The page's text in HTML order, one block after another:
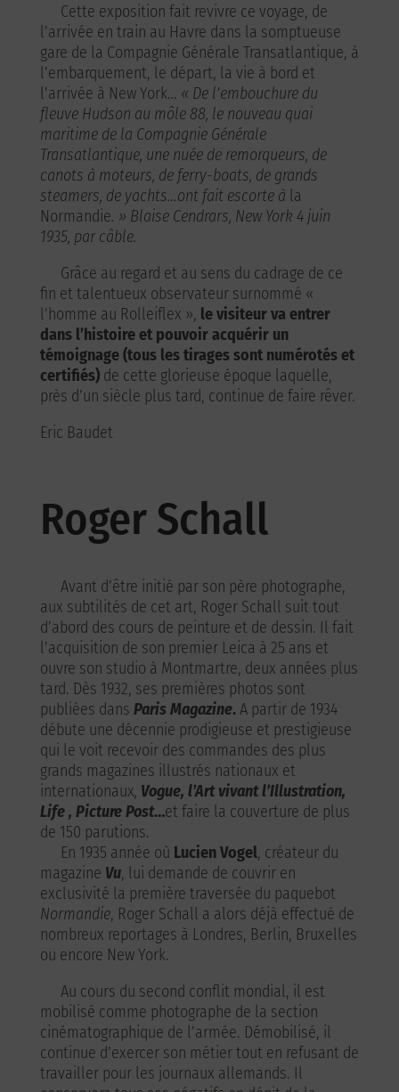
Cette exposition fait revivre ce voyage, de
l’arrivée en train au Havre dans la somptueuse
gare de la Compagnie Générale Transatlantique, à
l’embarquement, le départ, la vie à bord et
l’arrivée à New York… « De l’embouchure du
fleuve Hudson au môle 88, le nouveau quai
maritime de la Compagnie Générale
Transatlantique, une nuée de remorqueurs, de
canots à moteurs, de ferry-boats, de grands
steamers, de yachts…ont fait escorte à la
Normandie. » Blaise Cendrars, New York 4 juin
1935, par câble.
Grâce au regard et au sens du cadrage de ce
fin et talentueux observateur surnommé «
l’homme au Rolleiflex », le visiteur va entrer
dans l’histoire et pouvoir acquérir un
témoignage (tous les tirages sont numérotés et
certifiés)de cette glorieuse époque laquelle,
près d’un siècle plus tard, continue de faire rêver.
Eric Baudet
Roger Schall
Avant d’être initié par son père photographe,
aux subtilités de cet art, Roger Schall suit tout
d’abord des cours de peinture et de dessin. Il fait
l’acquisition de son premier Leica à 25 ans et
ouvre son studio à Montmartre, deux années plus
tard. Dès 1932, ses premières photos sont
publiées dans Paris Magazine.A partir de 1934
débute une décennie prodigieuse et prestigieuse
qui le voit recevoir des commandes des plus
grands magazines illustrés nationaux et
internationaux, Vogue, l’Art vivant l’Illustration,
Life , Picture Post…et faire la couverture de plus
de 150 parutions.
En 1935 année où Lucien Vogel, créateur du
magazine Vu, lui demande de couvrir en
exclusivité la première traversée du paquebot
Normandie, Roger Schall a alors déjà effectué de
nombreux reportages à Londres, Berlin, Bruxelles
ou encore New York.
Au cours du second conflit mondial, il est
mobilisé comme photographe de la section
cinématographique de l’armée. Démobilisé, il
continue d’exercer son métier tout en refusant de
travailler pour les journaux allemands. Il